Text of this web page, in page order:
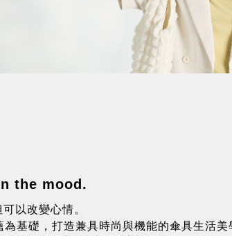
the mood.
以改變心情。
基礎，打造兼具時尚與機能的傘具生活美